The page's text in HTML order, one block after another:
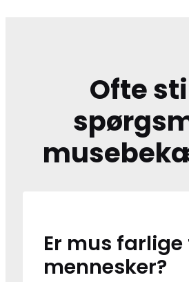
Ofte
Er mus farlige
mennesker?